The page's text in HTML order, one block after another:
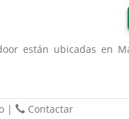
están ubicadas en
| Contactar